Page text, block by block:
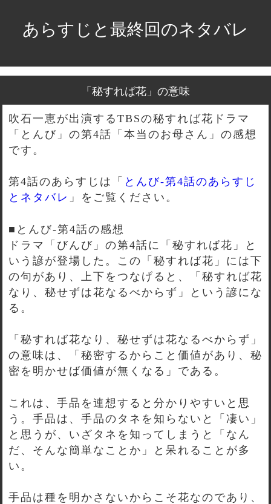
あらすじと最終回のネタバレ
「秘すれば花」の意味
吹石一恵が出演するTBSの秘すれば花ドラマ
「とんび」の第4話「本当のお母さん」の感想
です。
第4話のあらすじは「 とんび-第4話のあらすじ
とネタバレ 」をご覧ください。
■とんび-第4話の感想
ドラマ「びんび」の第4話に「秘すれば花」と
いう諺が登場した。この「秘すれば花」には下
の句があり、上下をつなげると、「秘すれば花
なり、秘せずは花なるべからず」という諺にな
る。
「秘すれば花なり、秘せずは花なるべからず」
の意味は、「秘密するからこと価値があり、秘
密を明かせば価値が無くなる」である。
これは、手品を連想すると分かりやすいと思
う。手品は、手品のタネを知らないと「凄い」
と思うが、いざタネを知ってしまうと「なん
だ、そんな簡単なことか」と呆れることが多
い。
手品は種を明かさないからこそ花なのであり、